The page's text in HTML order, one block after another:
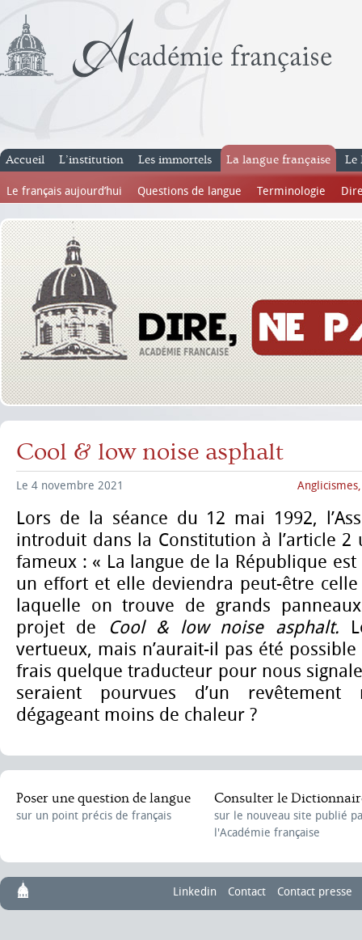
Accueil L’institution Les immortels La langue française
Le français aujourd’hui Questions de langue Terminologie
Le
Cool & low noise asphalt
Le 4 novembre 2021
Lors de la séance du 12 mai 1992,
introduit dans la Constitution à l’article 2
fameux : « La langue de la République
un effort et elle deviendra peut-être
laquelle on trouve de grands
projet de
Cool & low noise asphalt.
vertueux, mais n’aurait-il pas été
frais quelque traducteur pour nous
seraient pourvues d’un
dégageant moins de chaleur ?
Poser une question de langue
sur un point précis de français
Consulter le
sur le nouveau site publié
l'Académie française
Linkedin Contact Contact presse